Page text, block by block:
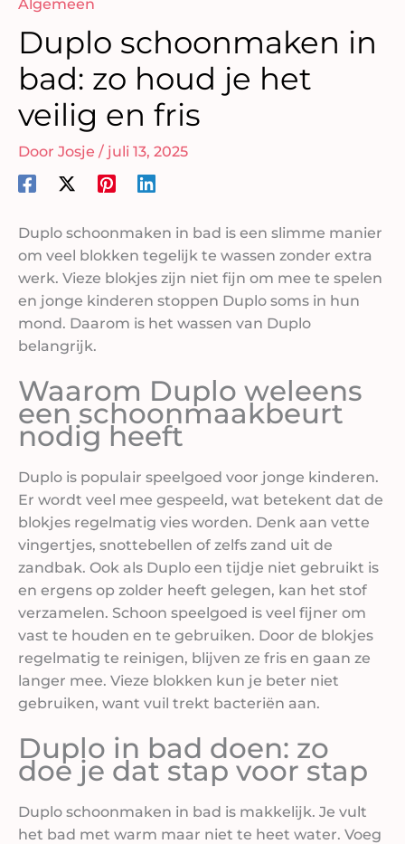
Algemeen
Duplo schoonmaken in
bad: zo houd je het
veilig en fris
Door Josje / juli 13, 2025
Duplo schoonmaken in bad is een slimme manier
om veel blokken tegelijk te wassen zonder extra
werk. Vieze blokjes zijn niet fijn om mee te spelen
en jonge kinderen stoppen Duplo soms in hun
mond. Daarom is het wassen van Duplo
belangrijk.
Waarom Duplo weleens
een schoonmaakbeurt
nodig heeft
Duplo is populair speelgoed voor jonge kinderen.
Er wordt veel mee gespeeld, wat betekent dat de
blokjes regelmatig vies worden. Denk aan vette
vingertjes, snottebellen of zelfs zand uit de
zandbak. Ook als Duplo een tijdje niet gebruikt is
en ergens op zolder heeft gelegen, kan het stof
verzamelen. Schoon speelgoed is veel fijner om
vast te houden en te gebruiken. Door de blokjes
regelmatig te reinigen, blijven ze fris en gaan ze
langer mee. Vieze blokken kun je beter niet
gebruiken, want vuil trekt bacteriën aan.
Duplo in bad doen: zo
doe je dat stap voor stap
Duplo schoonmaken in bad is makkelijk. Je vult
het bad met warm maar niet te heet water. Voeg